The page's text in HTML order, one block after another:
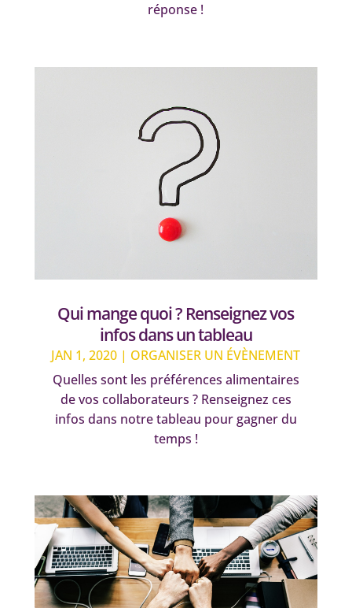
réponse !
Qui mange quoi ? Renseignez vos
infos dans un tableau
JAN 1, 2020 | ORGANISER UN ÉVÈNEMENT
Quelles sont les préférences alimentaires
de vos collaborateurs ? Renseignez ces
infos dans notre tableau pour gagner du
temps !